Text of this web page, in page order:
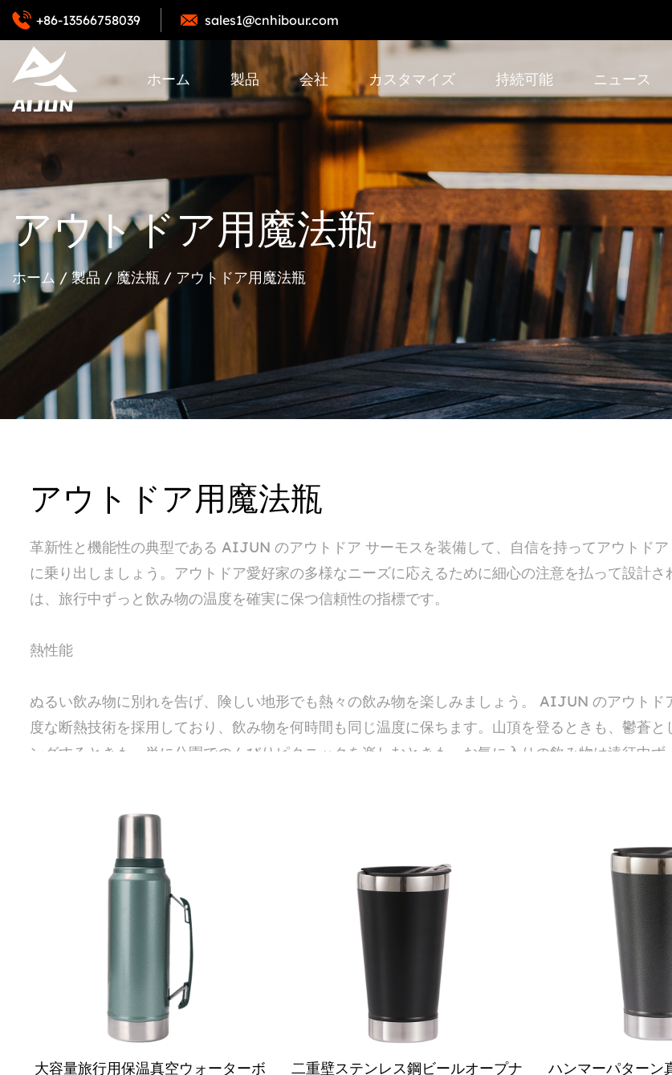
+86-13566758039 sales1@cnhibour.com
ホーム 製品 会社 カスタマイズ 持続可能 ニュース
アウトドア用魔法瓶
ホーム / 製品 / 魔法瓶 / アウトドア用魔法瓶
アウトドア用魔法瓶
革新性と機能性の典型である AIJUN のアウトドア サーモスを装備して、自信を持ってアウトド
に乗り出しましょう。アウトドア愛好家の多様なニーズに応えるために細心の注意を払って設計さ
は、旅行中ずっと飲み物の温度を確実に保つ信頼性の指標です。
熱性能
ぬるい飲み物に別れを告げ、険しい地形でも熱々の飲み物を楽しみましょう。 AIJUN のアウトド
度な断熱技術を採用しており、飲み物を何時間も同じ温度に保ちます。山頂を登るときも、鬱蒼と
ングするときも、単に公園でのんびりピクニックを楽しむときも、お気に入りの飲み物は遠征中ず
あらゆる環境に対応する耐久性のある設計
耐久性を念頭に置いて作られた当社のアウトドア用サーモスは、アウトドアの過酷な冒険にも耐え
れています。高級ステンレス鋼で作られているため、衝撃や衝撃、さらには偶発的な落下にも、そ
ことなく耐えることができます。頑丈な外観は摩耗や損傷から保護するだけでなく、しっかりとし
し、自信を持ってどんな地形でも簡単に横断できます。
シームレスな移植性
AIJUN では、移動中はすべてのオンスが重要であることを理解しています。だからこそ、当社の
大容量旅行用保温真空ウォーターボ
二重壁ステンレス鋼ビールオープナ
ハンマーパターン